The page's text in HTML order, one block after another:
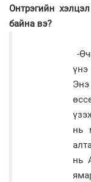
Онтрэгийн
байна вэ?
-
нь
нь